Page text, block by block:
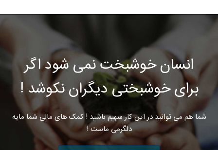
انسان خوشبخت نمی شود اگر
برای خوشبختی دیگران نکوشد !
شما هم می توانید در این کار سهیم باشید ! کمک های مالی شما مایه
دلگرمی ماست !